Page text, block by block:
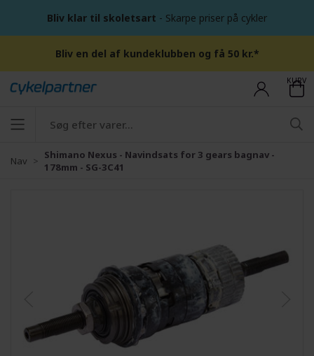
Bliv klar til skoletsart - Skarpe priser på cykler
Bliv en del af kundeklubben og få 50 kr.*
KURV
Nav
Shimano Nexus - Navindsats for 3 gears bagnav -
178mm - SG-3C41